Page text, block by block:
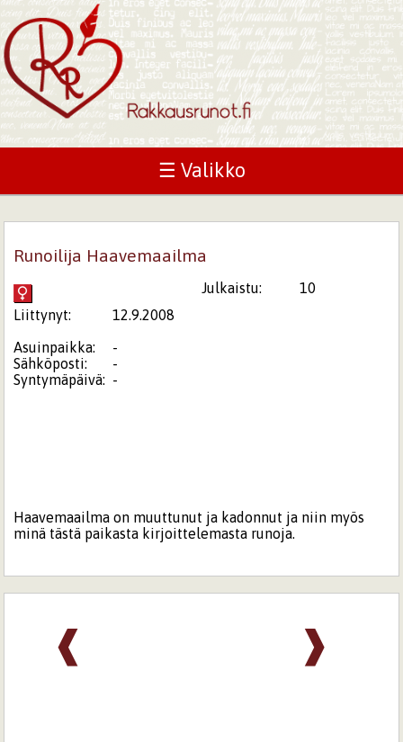
☰ Valikko
Runoilija Haavemaailma
Julkaistu:
10
Liittynyt:
12.9.2008
Asuinpaikka:
-
Sähköposti:
-
Syntymäpäivä: -
Haavemaailma on muuttunut ja kadonnut ja niin myös
minä tästä paikasta kirjoittelemasta runoja.
❱
❰